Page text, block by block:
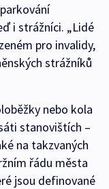
i strážníci. „Lidé
pro invalidy,
strážníků
nebo kola
stanovištích –
na takzvaných
řádu města
jsou definované